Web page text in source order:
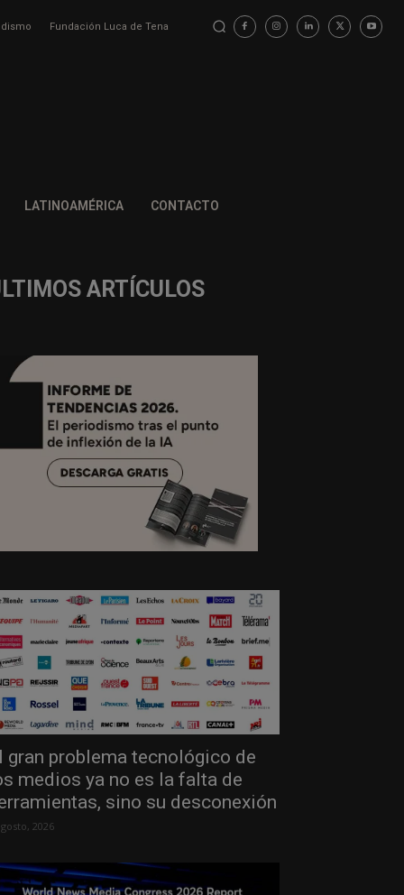
Fundación Luca de Tena
LATINOAMÉRICA CONTACTO
ARTÍCULOS
gran problema tecnológico de
medios ya no es la falta de
sino su desconexión
2026